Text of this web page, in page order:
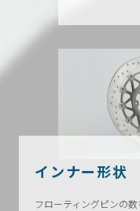
インナー形状
フローティングピンの